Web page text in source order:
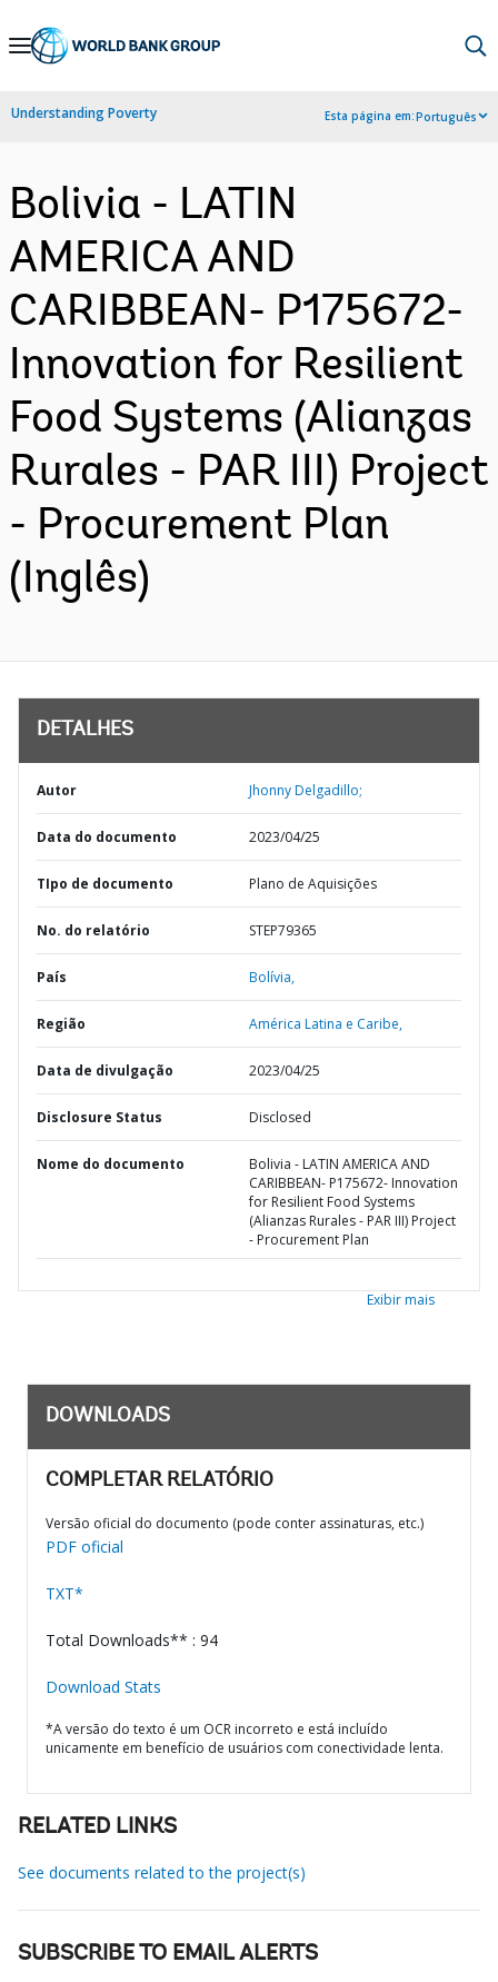
Skip
Navigation
Understanding Poverty Esta página em:Português
Bolivia - LATIN
AMERICA AND
CARIBBEAN- P175672-
Innovation for Resilient
Food Systems (Alianzas
Rurales - PAR III) Project
- Procurement Plan
(Inglês)
DETALHES
Autor Jhonny Delgadillo;
Data do documento 2023/04/25
TIpo de documento Plano de Aquisições
No. do relatório STEP79365
País Bolívia,
Região América Latina e Caribe,
Data de divulgação 2023/04/25
Disclosure Status Disclosed
Nome do documento
Bolivia - LATIN AMERICA AND
CARIBBEAN- P175672- Innovation
for Resilient Food Systems
(Alianzas Rurales - PAR III) Project
- Procurement Plan
Exibir mais
DOWNLOADS
COMPLETAR RELATÓRIO
Versão oficial do documento (pode conter assinaturas, etc.)
PDF oficial
TXT*
Total Downloads** : 94
Download Stats
*A versão do texto é um OCR incorreto e está incluído
unicamente em benefício de usuários com conectividade lenta.
RELATED LINKS
See documents related to the project(s)
SUBSCRIBE TO EMAIL ALERTS